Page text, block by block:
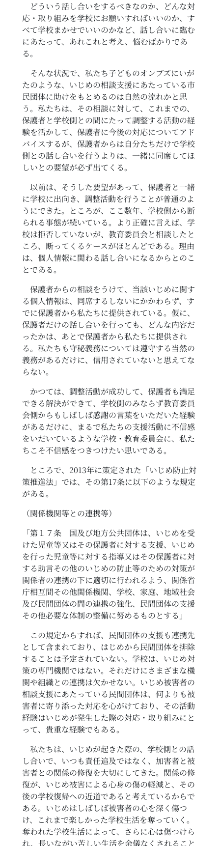
どういう話し合いをするべきなのか、どんな対
応・取り組みを学校にお願いすればいいのか、す
べて学校まかせでいいのかなど、話し合いに臨む
にあたって、あれこれと考え、悩むばかりであ
る。
そんな状況で、私たち子どものオンブズにいが
たのような、いじめの相談支援にあたっている市
民団体に助けをもとめるのは自然の流れかと思
う。私たちは、その相談に対して、これまでの、
保護者と学校側との間にたって調整する活動の経
験を活かして、保護者に今後の対応についてアド
バイスするが、保護者からは自分たちだけで学校
側との話し合いを行うよりは、一緒に同席してほ
しいとの要望が必ず出てくる。
以前は、そうした要望があって、保護者と一緒
に学校に出向き、調整活動を行うことが普通のよ
うにできた。ところが、ここ数年、学校側から断
られる事態が続いている。より正確に言えば、学
校は拒否していないが、教育委員会と相談したと
ころ、断ってくるケースがほとんどである。理由
は、個人情報に関わる話し合いになるからとのこ
とである。
保護者からの相談をうけて、当該いじめに関す
る個人情報は、同席するしないにかかわらず、す
でに保護者から私たちに提供されている。仮に、
保護者だけの話し合いを行っても、どんな内容だ
ったかは、あとで保護者から私たちに提供され
る。私たちも守秘義務については遵守する当然の
義務があるだけに、信用されていないと思えてな
らない。
かつては、調整活動が成功して、保護者も満足
できる解決ができて、学校側のみならず教育委員
会側からもしばしば感謝の言葉をいただいた経験
があるだけに、まるで私たちの支援活動に不信感
をいだいているような学校・教育委員会に、私た
ちこそ不信感をつきつけたい思いである。
ところで、2013年に策定された「いじめ防止対
策推進法」では、その第17条に以下のような規定
がある。
（関係機関等との連携等）
「第１７条 国及び地方公共団体は、いじめを受
けた児童等又はその保護者に対する支援、いじめ
を行った児童等に対する指導又はその保護者に対
する助言その他のいじめの防止等のための対策が
関係者の連携の下に適切に行われるよう、関係省
庁相互間その他関係機関、学校、家庭、地域社会
及び民間団体の間の連携の強化、民間団体の支援
その他必要な体制の整備に努めるものとする」
この規定からすれば、民間団体の支援も連携先
として含まれており、はじめから民間団体を排除
することは予定されていない。学校は、いじめ対
策の専門機関ではない。それだけにさまざまな機
関や組織との連携は欠かせない。いじめ被害者の
相談支援にあたっている民間団体は、何よりも被
害者に寄り添った対応を心がけており、その活動
経験はいじめが発生した際の対応・取り組みにと
って、貴重な経験でもある。
私たちは、いじめが起きた際の、学校側との話
し合いで、いつも責任追及ではなく、加害者と被
害者との関係の修復を大切にしてきた。関係の修
復が、いじめ被害による心身の傷の軽減と、その
後の学校復帰への近道であると考えているからで
ある。いじめはしばしば被害者の心を深く傷つ
け、これまで楽しかった学校生活を奪っていく。
奪われた学校生活によって、さらに心は傷つけら
れ、長いながい苦しい生活を余儀なくされること